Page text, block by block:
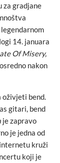
za gradjane
14. januara
Of Misery,
nakon
oživjeti bend.
gitari, bend
je zapravo
je jedna od
kruži
koji je